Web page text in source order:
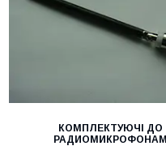
КОМПЛЕКТУЮЧІ ДО
РАДИОМИКРОФОНАМ